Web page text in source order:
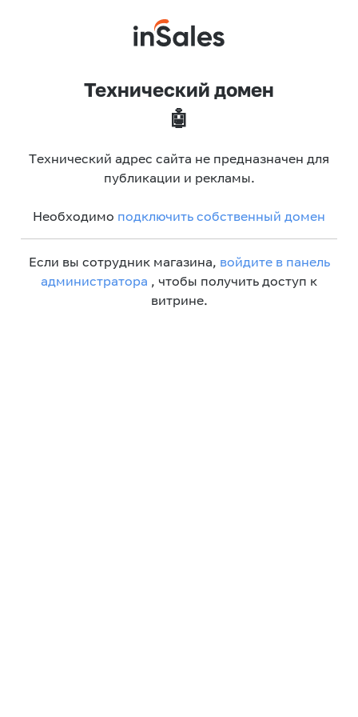
Технический домен
🤖
Технический адрес сайта не предназначен для
публикации и рекламы.
Необходимо подключить собственный домен
Если вы сотрудник магазина, войдите в панель
администратора , чтобы получить доступ к
витрине.